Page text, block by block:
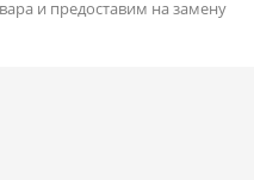
и предоставим на замену